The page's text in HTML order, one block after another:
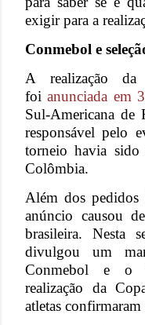
exigir para a
Conmebol e
A realização
foianunciada em
Sul-Americana de
responsável pelo
torneio havia sido
Colômbia.
Além dos pedidos
anúncio causou
brasileira. Nesta
divulgou um
Conmebol e o
realização da
atletas